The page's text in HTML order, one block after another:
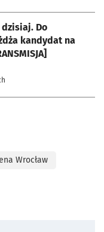
Do
kandydat na
Wrocław